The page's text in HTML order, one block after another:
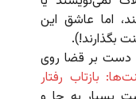
اما عاشق این
بگذارند!).
دست بر قضا روی
بازتاب رفتار